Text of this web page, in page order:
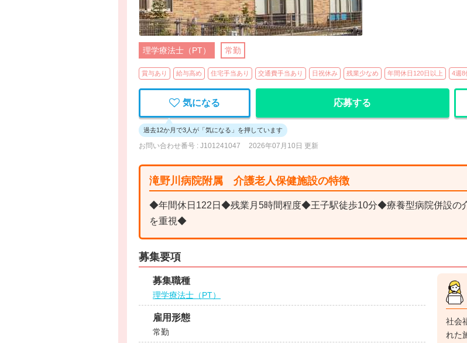
理学療法士（PT） 常勤
賞与あり 給与高め 住宅手当あり 交通費手当あり 日祝休み 残業少なめ 年間休日120日以上 4週8
気になる 応募する
過去12か月で3人が「気になる」を押しています
お問い合わせ番号 : J101241047 2026年07月10日 更新
滝野川病院附属 介護老人保健施設の特徴
◆年間休日122日◆残業月5時間程度◆王子駅徒歩10分◆療養型病院併設の
を重視◆
募集要項
募集職種
理学療法士（PT）
雇用形態
常勤
社会
れた